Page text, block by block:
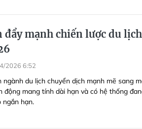
đẩy mạnh chiến lược du
2026 6:52
ngành du lịch chuyển dịch mạnh mẽ sang
động mang tính dài hạn và có hệ thống
ngắn hạn.